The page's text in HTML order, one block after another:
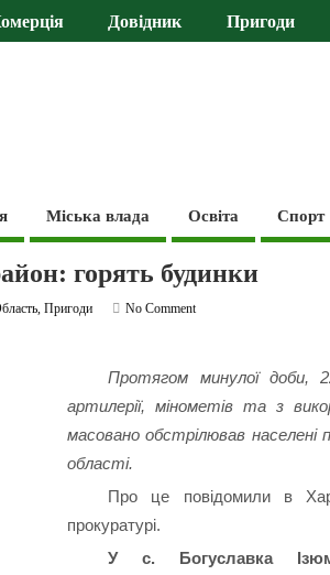
Довідник Пригоди
Міська влада Освіта Спорт
горять будинки
,Пригоди
No Comment
Протягом минулої доби,
артилерії, мінометів та з
масовано обстрілював населені
області.
Про це повідомили в
прокуратурі.
У с. Богуславка